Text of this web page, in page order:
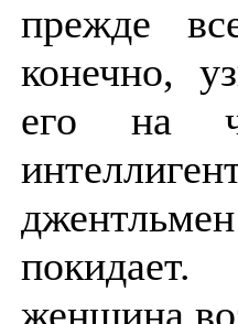
прежде
конечно,
его на
женщина